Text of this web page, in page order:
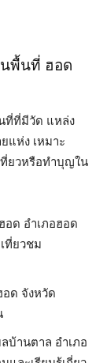
พื้นที่ ฮอด
ที่ที่มีวัด แหล่ง
แห่ง เหมาะ
ที่ยวหรือทำบุญใน
อด อำเภอฮอด
ที่ยวชม
ด จังหวัด
บ้านตาล อำเภอ